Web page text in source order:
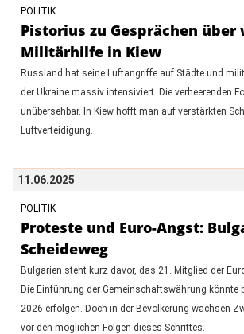
POLITIK
Pistorius zu Gesprächen über
Militärhilfe in Kiew
Russland hat seine Luftangriffe auf Städte und
der Ukraine massiv intensiviert. Die verheerenden
unübersehbar. In Kiew hofft man auf verstärkten
Luftverteidigung.
11.06.2025
POLITIK
Proteste und Euro-Angst:
Scheideweg
Bulgarien steht kurz davor, das 21. Mitglied der
Die Einführung der Gemeinschaftswährung könnte
2026 erfolgen. Doch in der Bevölkerung wachsen
vor den möglichen Folgen dieses Schrittes.